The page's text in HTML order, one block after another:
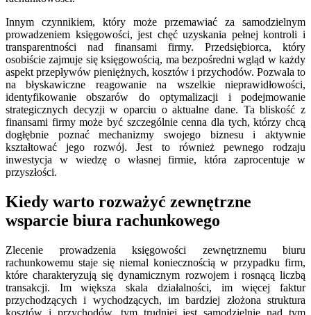
Innym czynnikiem, który może przemawiać za samodzielnym
prowadzeniem księgowości, jest chęć uzyskania pełnej kontroli i
transparentności nad finansami firmy. Przedsiębiorca, który
osobiście zajmuje się księgowością, ma bezpośredni wgląd w każdy
aspekt przepływów pieniężnych, kosztów i przychodów. Pozwala to
na błyskawiczne reagowanie na wszelkie nieprawidłowości,
identyfikowanie obszarów do optymalizacji i podejmowanie
strategicznych decyzji w oparciu o aktualne dane. Ta bliskość z
finansami firmy może być szczególnie cenna dla tych, którzy chcą
dogłębnie poznać mechanizmy swojego biznesu i aktywnie
kształtować jego rozwój. Jest to również pewnego rodzaju
inwestycja w wiedzę o własnej firmie, która zaprocentuje w
przyszłości.
Kiedy warto rozważyć zewnętrzne
wsparcie biura rachunkowego
Zlecenie prowadzenia księgowości zewnętrznemu biuru
rachunkowemu staje się niemal koniecznością w przypadku firm,
które charakteryzują się dynamicznym rozwojem i rosnącą liczbą
transakcji. Im większa skala działalności, im więcej faktur
przychodzących i wychodzących, im bardziej złożona struktura
kosztów i przychodów, tym trudniej jest samodzielnie nad tym